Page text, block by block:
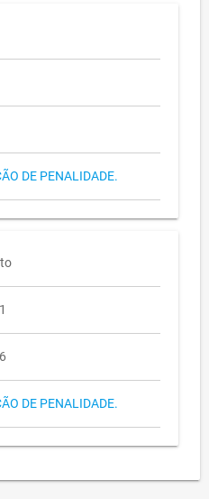
DE PENALIDADE.
DE PENALIDADE.